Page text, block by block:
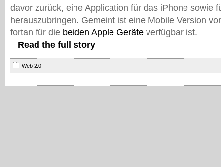
davor zurück, eine Application für das iPhone sowie
herauszubringen. Gemeint ist eine Mobile Version
fortan für die beiden Apple Geräte verfügbar ist.
Read the full story
Web 2.0